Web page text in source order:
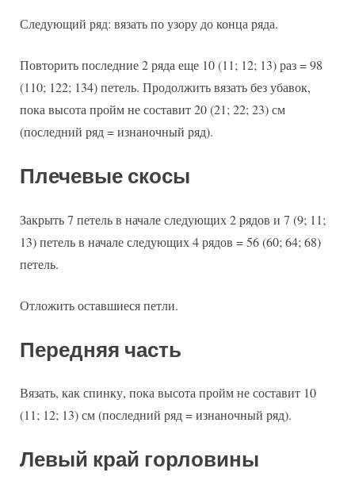
Следующий ряд: вязать по узору до конца ряда.
Повторить последние 2 ряда еще 10 (11; 12; 13) раз = 98
(110; 122; 134) петель. Продолжить вязать без убавок,
пока высота пройм не составит 20 (21; 22; 23) см
(последний ряд = изнаночный ряд).
Плечевые скосы
Закрыть 7 петель в начале следующих 2 рядов и 7 (9; 11;
13) петель в начале следующих 4 рядов = 56 (60; 64; 68)
петель.
Отложить оставшиеся петли.
Передняя часть
Вязать, как спинку, пока высота пройм не составит 10
(11; 12; 13) см (последний ряд = изнаночный ряд).
Левый край горловины